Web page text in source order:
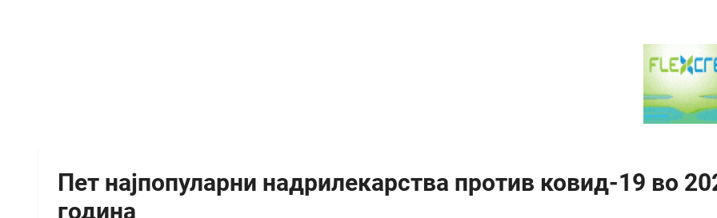
Пет најпопуларни надрилекарства против ковид-19 во
година